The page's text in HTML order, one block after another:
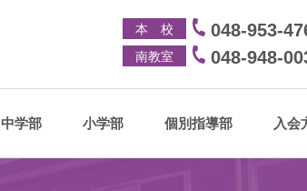
本 校 048-953-
南教室 048-948-
中学部 小学部 個別指導部 入会